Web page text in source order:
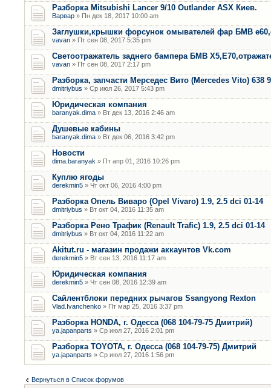
Разборка Mitsubishi Lancer 9/10 Outlander ASX Киев.
Варвар » Пн дек 18, 2017 10:00 am
Заглушки,крышки форсунок омывателей фар БМВ
vavan » Пт сен 08, 2017 5:35 pm
Светоотражатель заднего бампера БМВ
vavan » Пт сен 08, 2017 2:17 pm
Разборка, запчасти Мерседес Вито (Mercedes Vito) 638
dmitriybus » Ср июл 26, 2017 5:43 pm
Юридическая компания
baranyak.dima » Вт дек 13, 2016 2:46 am
Душевые кабины
baranyak.dima » Вт дек 06, 2016 3:42 pm
Новости
dima.baranyak » Пт апр 01, 2016 10:26 pm
Куплю ягоды
derekmin5 » Чт окт 06, 2016 4:00 pm
Разборка Опель Виваро (Opel Vivaro) 1.9, 2.5 dci 01-14
dmitriybus » Вт окт 04, 2016 11:35 am
Разборка Рено Трафик (Renault Trafic) 1.9, 2.5 dci 01-14
dmitriybus » Вт окт 04, 2016 11:22 am
Akitut.ru - магазин продажи аккаунтов Vk.com
derekmin5 » Вт сен 13, 2016 11:17 am
Юридическая компания
derekmin5 » Чт сен 08, 2016 12:39 am
Сайлентблоки передних рычагов Ssangyong Rexton
Vlad.Ivanchenko » Пт мар 25, 2016 3:37 pm
Разборка HONDA, г. Одесса (068 104-79-75 Дмитрий)
ya.japanparts » Ср июл 27, 2016 2:01 pm
Разборка TOYOTA, г. Одесса (068 104-79-75) Дмитрий
ya.japanparts » Ср июл 27, 2016 1:56 pm
Вернуться в Список форумов